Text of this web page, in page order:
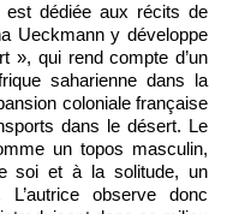
dédiée aux récits de
Ueckmann y développe
», qui rend compte d’un
saharienne dans la
coloniale française
dans le désert. Le
un topos masculin,
soi et à la solitude, un
observe donc